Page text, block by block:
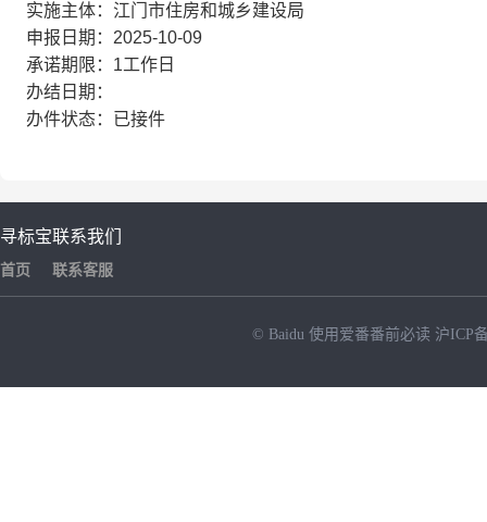
实施主体：江门市住房和城乡建设局
申报日期：2025-10-09
承诺期限：1工作日
办结日期：
办件状态：已接件
寻标宝
首页
联系我们
联系客服
© Baidu 使用爱番番前必读 沪ICP